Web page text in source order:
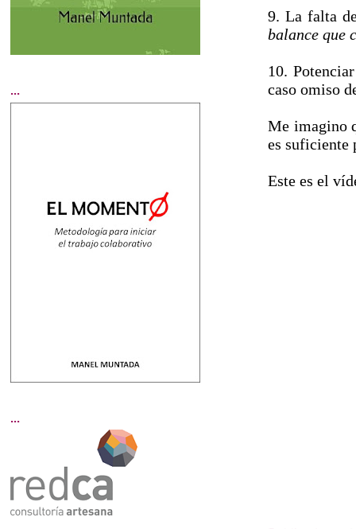
9. La falta
balance que
10.
caso omiso
Me imagino
es suficiente
Este es el
...
...